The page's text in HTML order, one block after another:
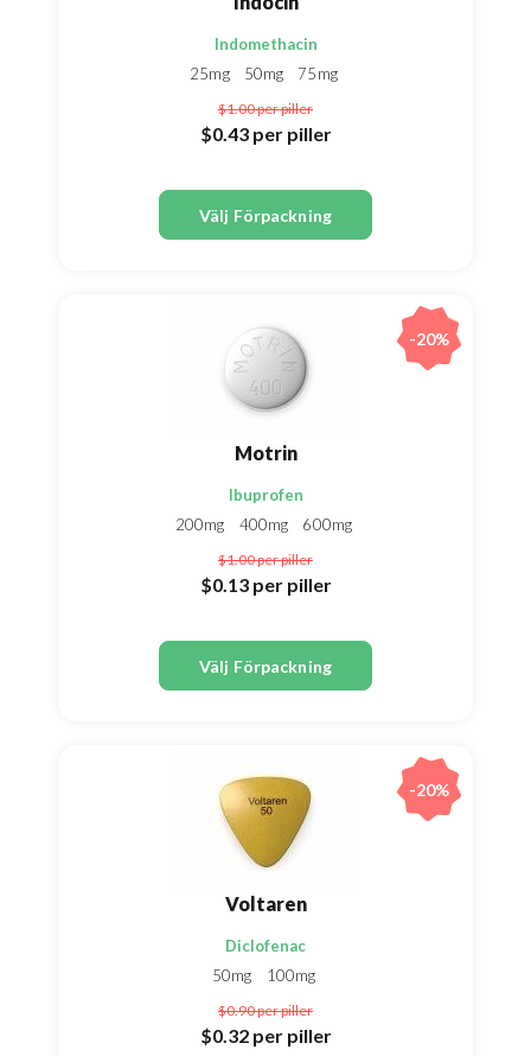
Indomethacin
25mg
50mg 75mg
$1.00per piller
$0.43 per piller
Välj Förpackning
Motrin
Ibuprofen
200mg
400mg 600mg
$1.00per piller
$0.13 per piller
Välj Förpackning
-20%
Voltaren
Diclofenac
50mg
100mg
$0.90per piller
$0.32 per piller
-20%